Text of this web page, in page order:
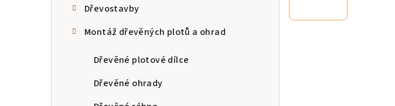
Dřevostavby
Montáž dřevěných plotů a ohrad
Dřevěné plotové dílce
Dřevěné ohrady